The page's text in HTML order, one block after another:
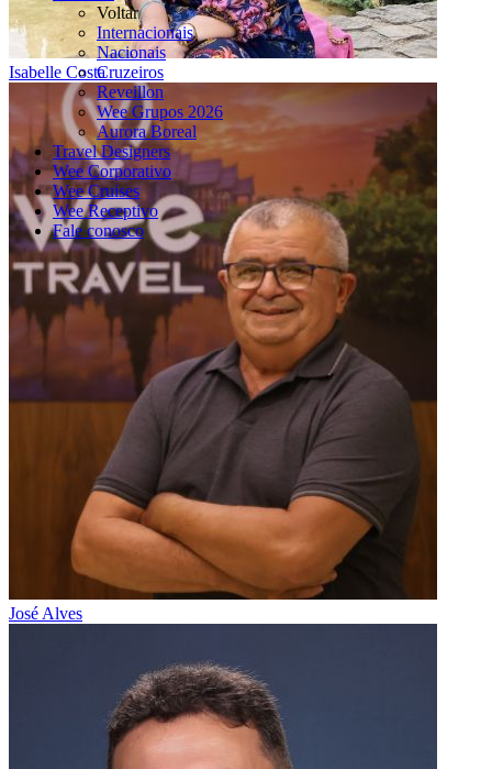
Voltar
Internacionais
Nacionais
Cruzeiros
Reveillon
Wee Grupos 2026
Aurora Boreal
Travel Designers
Wee Corporativo
Wee Cruises
Wee Receptivo
Fale conosco
Isabelle Costa
José Alves